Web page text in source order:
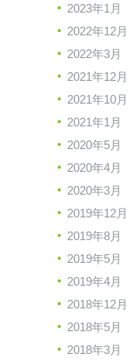
2023年1月
2022年12月
2022年3月
2021年12月
2021年10月
2021年1月
2020年5月
2020年4月
2020年3月
2019年12月
2019年8月
2019年5月
2019年4月
2018年12月
2018年5月
2018年3月